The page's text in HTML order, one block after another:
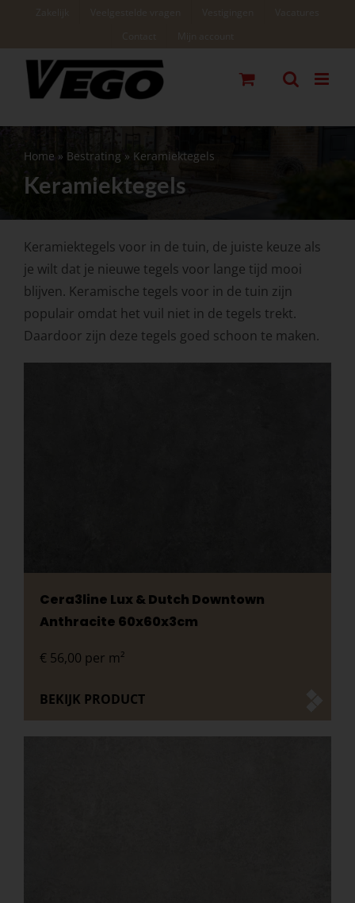
Home » Bestrating » Keramiektegels
Keramiektegels
Keramiektegels voor in de tuin, de juiste keuze als
je wilt dat je nieuwe tegels voor lange tijd mooi
blijven. Keramische tegels voor in de tuin zijn
populair omdat het vuil niet in de tegels trekt.
Daardoor zijn deze tegels goed schoon te maken.
Cera3line Lux & Dutch Downtown
Anthracite 60x60x3cm
€ 56,00 per m²
BEKIJK PRODUCT